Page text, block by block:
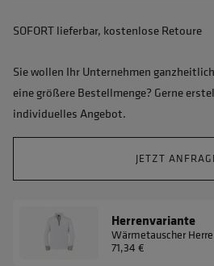
SOFORT lieferbar, kostenlose Retoure
Sie wollen Ihr Unternehmen
eine größere Bestellmenge? Gerne
individuelles Angebot.
JETZT
Herrenvariante
Wärmetauscher
71,34 €